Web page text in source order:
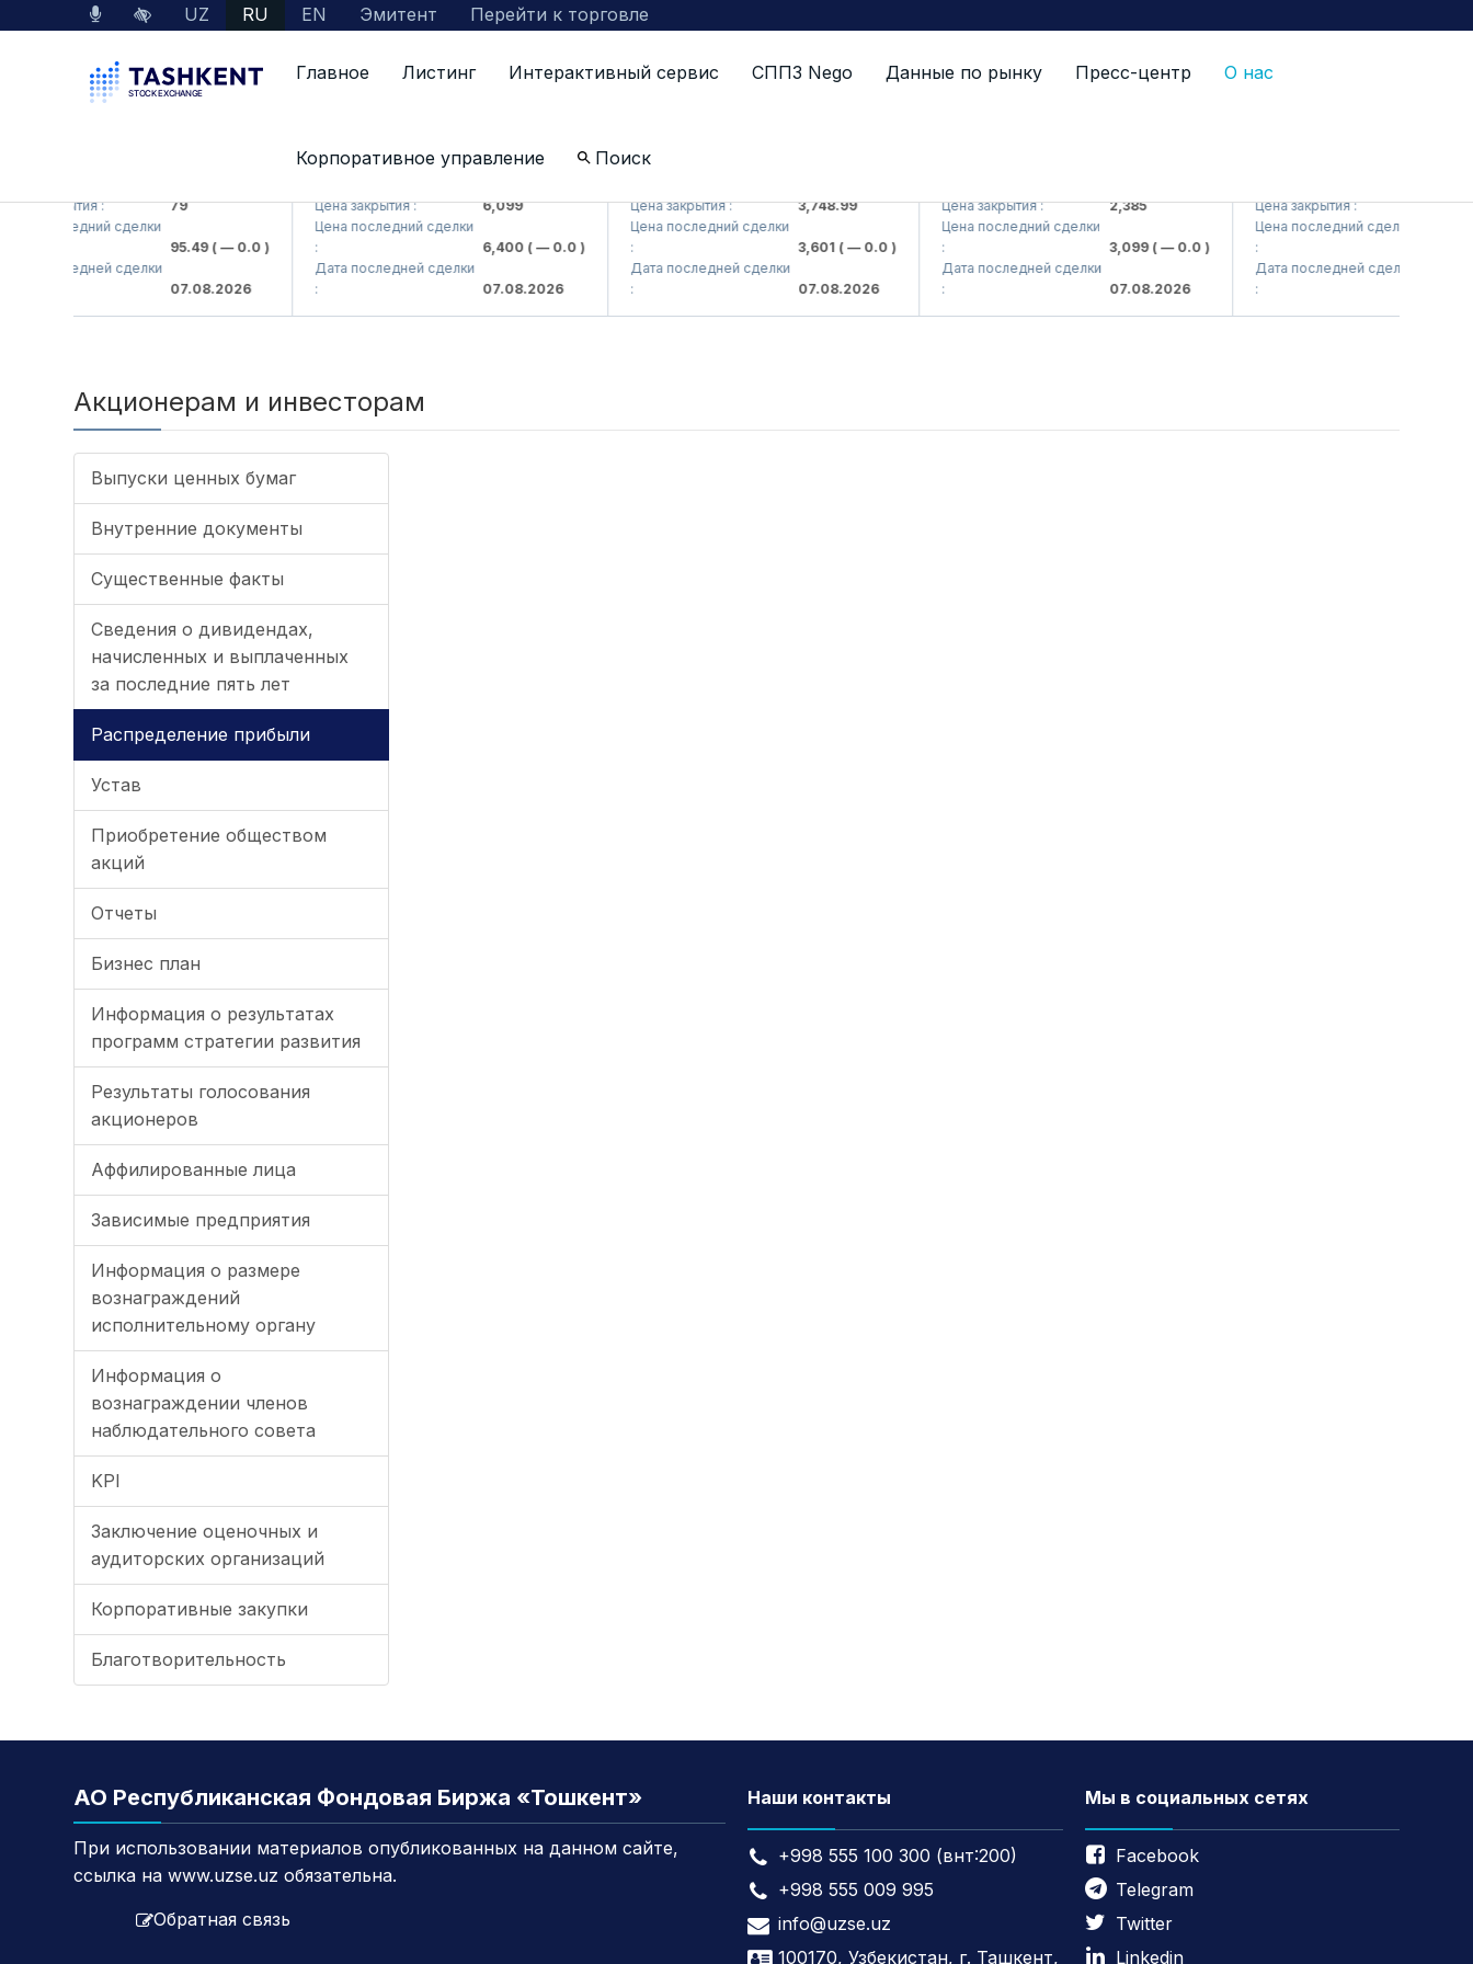
UZ RU EN Эмитент Перейти к торговле
Главное Листинг Интерактивный сервис СППЗ Nego Данные по рынку Пресс-центр О нас
Корпоративное управление Поиск
закрытия :
79
последний сделки
95.49( — 0.0 )
последней сделки
07.08.2026
Цена закрытия :
6,099
Цена последний сделки
6,400( — 0.0 )
Дата последней сделки
07.08.2026
Цена закрытия :
3,748.99
Цена последний сделки
3,601( — 0.0 )
Дата последней сделки
07.08.2026
Цена закрытия :
2,385
Цена последний сделки
3,099( — 0.0 )
Дата последней сделки
07.08.2026
Цена закрытия :
1,208
Цена последний сделки
Дата последней сделки
Акционерам и инвесторам
Выпуски ценных бумаг
Внутренние документы
Существенные факты
Сведения о дивидендах,
начисленных и выплаченных
за последние пять лет
Распределение прибыли
Устав
Приобретение обществом
акций
Отчеты
Бизнес план
Информация о результатах
программ стратегии развития
Результаты голосования
акционеров
Аффилированные лица
Зависимые предприятия
Информация о размере
вознаграждений
исполнительному органу
Информация о
вознаграждении членов
наблюдательного совета
KPI
Заключение оценочных и
аудиторских организаций
Корпоративные закупки
Благотворительность
АО Республиканская Фондовая Биржа «Тошкент»
При использовании материалов опубликованных на данном сайте,
ссылка на www.uzse.uz обязательна.
Обратная связь
Наши контакты
+998 555 100 300 (внт:200)
+998 555 009 995
info@uzse.uz
100170, Узбекистан, г. Ташкент,
Мы в социальных сетях
Facebook
Telegram
Twitter
Linkedin